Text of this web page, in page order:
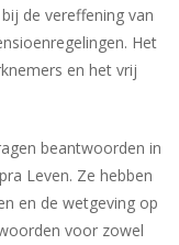
de vereffening van
Het
en het vrij
beantwoorden in
Leven. Ze hebben
en de wetgeving op
voor zowel